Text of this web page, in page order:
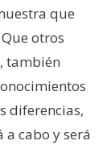
que
otros
también
diferencias,
cabo y será